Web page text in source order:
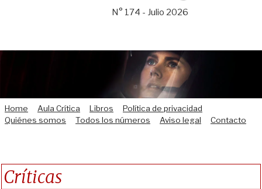
N° 174 - Julio 2026
Home Aula Crítica Libros
Política de privacidad
Quiénes somos
Todos los números Aviso legal Contacto
Críticas